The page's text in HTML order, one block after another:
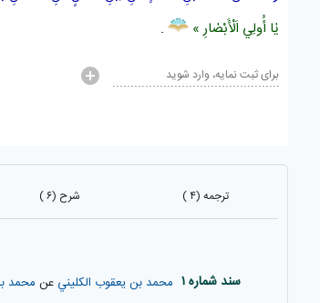
يٰا أُولِي اَلْأَبْصٰارِ »
.
برای ثبت نمایه، وارد شوید
ترجمه (۴ ) شرح (۶ )
سند شماره ۱ محمد بن يعقوب الكليني عن محمد